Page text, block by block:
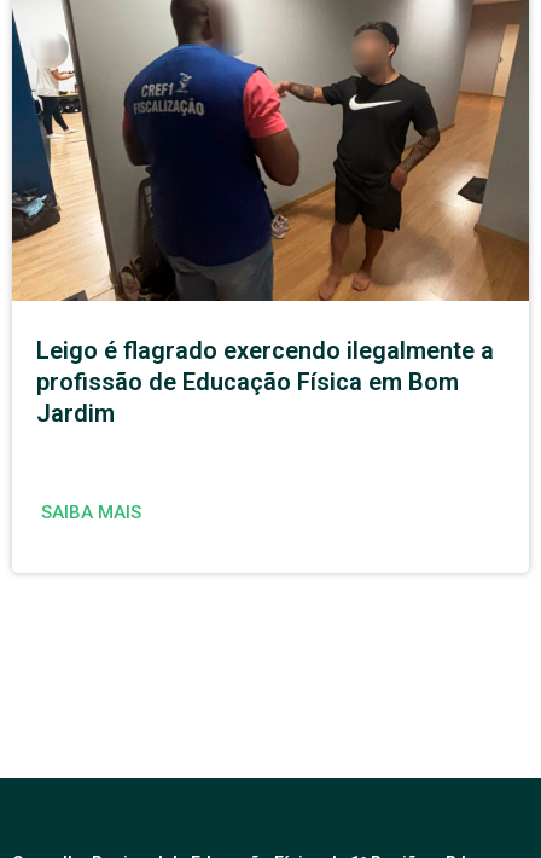
Leigo é flagrado exercendo ilegalmente a
profissão de Educação Física em Bom
Jardim
SAIBA MAIS